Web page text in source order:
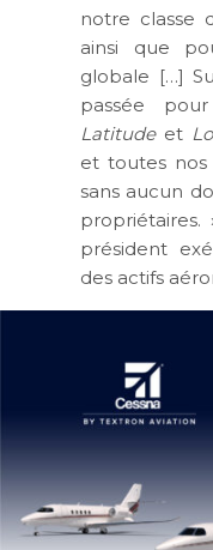
notre classe
ainsi que
globale […]
passée
Latitudeet
et toutes nos
sans aucun
propriétaires.
président
des actifs